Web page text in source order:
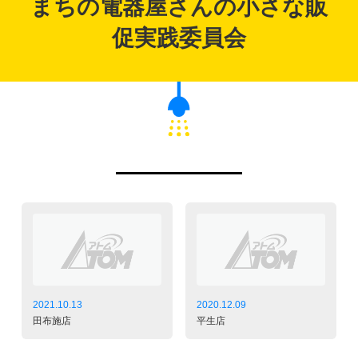
まちの電器屋さんの小さな販
促実践委員会
2021.10.13
田布施店
2020.12.09
平生店